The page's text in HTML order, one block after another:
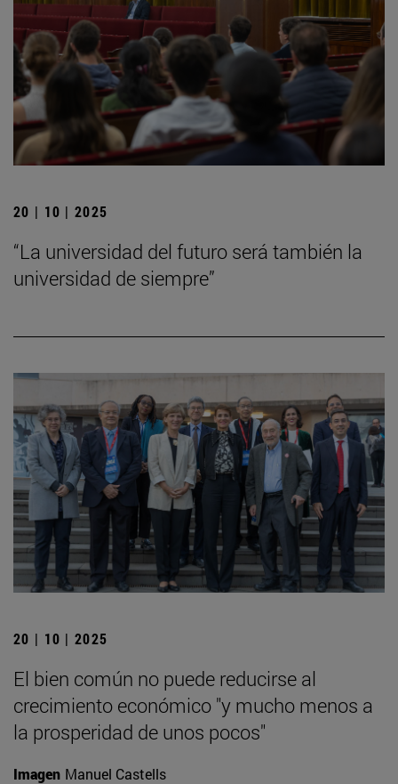
20 | 10 | 2025
“La universidad del futuro será también la
universidad de siempre”
20 | 10 | 2025
El bien común no puede reducirse al
crecimiento económico "y mucho menos a
la prosperidad de unos pocos"
Imagen Manuel Castells